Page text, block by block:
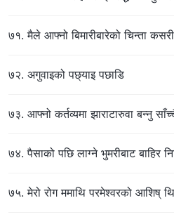
७१. मैले आफ्नो बिमारीबारेको चिन्ता
७२. अगुवाइको पछ्याइ पछाडि
७३. आफ्नो कर्तव्यमा झाराटारुवा बन्नु
७४. पैसाको पछि लाग्ने भुमरीबाट बाहिर
७५. मेरो रोग ममाथि परमेश्‍वरको आशिष्‌